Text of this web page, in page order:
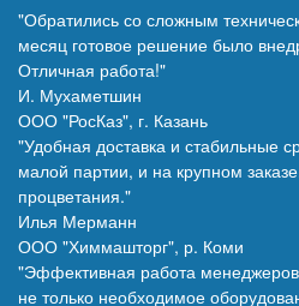
"Обратились со сложным
месяц готовое решение было
Отличная работа!"
И. Мухаметшин
ООО "РосКаз", г. Казань
"Удобная доставка и стабильные
малой партии, и на крупном
процветания."
Илья Мерманн
ООО "Химмашторг", р. Коми
"Эффективная работа
не только необходимое